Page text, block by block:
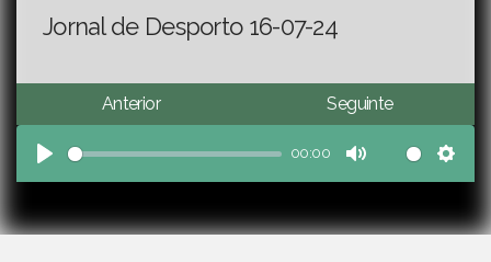
Jornal de Desporto 16-07-24
Anterior Seguinte
Play
00:00
Mute